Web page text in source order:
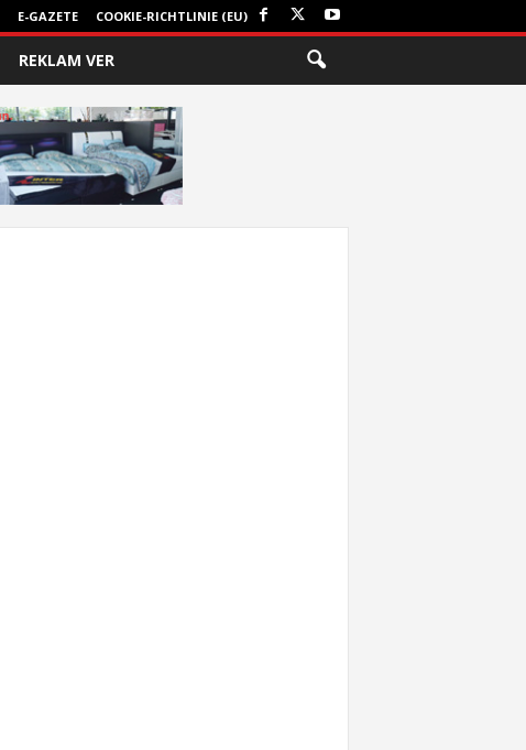
E-GAZETE COOKIE-RICHTLINIE (EU)
REKLAM VER